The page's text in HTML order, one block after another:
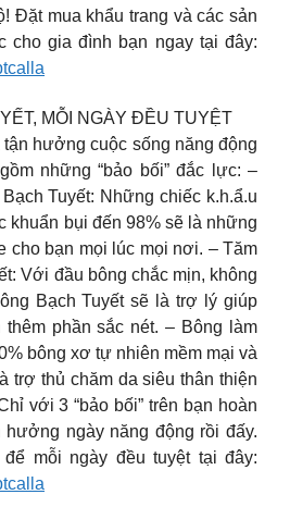
Đặt mua khẩu trang và các sản
cho gia đình bạn ngay tại đây:
MỖI NGÀY ĐỀU TUYỆT
hưởng cuộc sống năng động
những “bảo bối” đắc lực: –
Tuyết: Những chiếc k.h.ẩ.u
khuẩn bụi đến 98% sẽ là những
cho bạn mọi lúc mọi nơi. – Tăm
Với đầu bông chắc mịn, không
Bạch Tuyết sẽ là trợ lý giúp
thêm phần sắc nét. – Bông làm
bông xơ tự nhiên mềm mại và
trợ thủ chăm da siêu thân thiện
với 3 “bảo bối” trên bạn hoàn
ngày năng động rồi đấy.
để mỗi ngày đều tuyệt tại đây: